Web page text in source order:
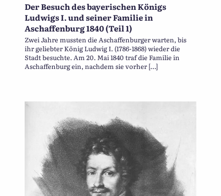
Der Besuch des bayerischen Königs
Ludwigs I. und seiner Familie in
Aschaffenburg 1840 (Teil 1)
Zwei Jahre mussten die Aschaffenburger warten, bis
ihr geliebter König Ludwig I. (1786-1868) wieder die
Stadt besuchte. Am 20. Mai 1840 traf die Familie in
Aschaffenburg ein, nachdem sie vorher […]